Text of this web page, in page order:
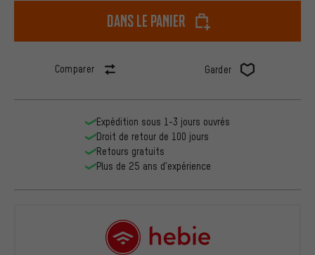
dans le panier
Comparer Garder
Expédition sous 1-3 jours ouvrés
Droit de retour de 100 jours
Retours gratuits
Plus de 25 ans d'expérience